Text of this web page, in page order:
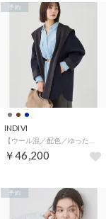
INDIVI
￥46,200
予約
予約